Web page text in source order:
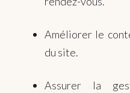
Améliorer le
du site.
Assurer la